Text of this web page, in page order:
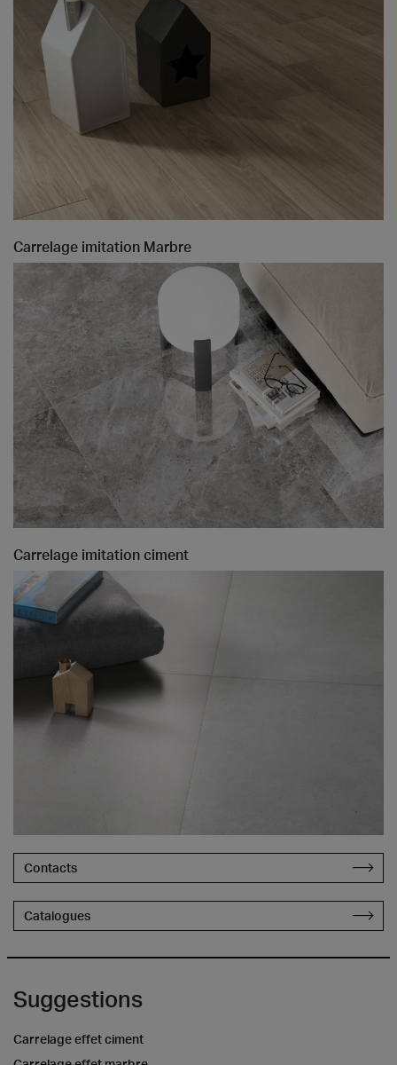
Carrelage imitation Marbre
Carrelage imitation ciment
Contacts
Catalogues
Suggestions
Carrelage effet ciment